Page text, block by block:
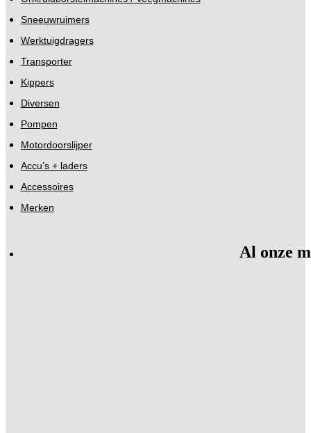
Sneeuwruimers
Werktuigdragers
Transporter
Kippers
Diversen
Pompen
Motordoorslijper
Accu’s + laders
Accessoires
Merken
Al onze